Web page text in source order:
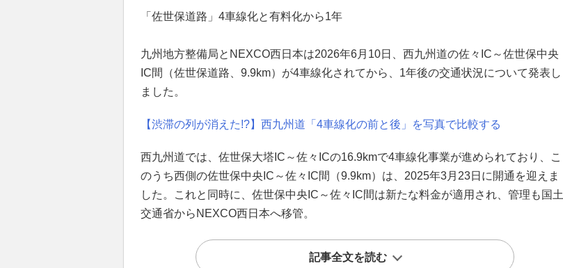
「佐世保道路」4車線化と有料化から1年
九州地方整備局とNEXCO西日本は2026年6月10日、西九州道の佐々IC～佐世保中央
IC間（佐世保道路、9.9km）が4車線化されてから、1年後の交通状況について発表し
ました。
【渋滞の列が消えた!?】西九州道「4車線化の前と後」を写真で比較する
西九州道では、佐世保大塔IC～佐々ICの16.9kmで4車線化事業が進められており、こ
のうち西側の佐世保中央IC～佐々IC間（9.9km）は、2025年3月23日に開通を迎えま
した。これと同時に、佐世保中央IC～佐々IC間は新たな料金が適用され、管理も国土
交通省からNEXCO西日本へ移管。
記事全文を読む